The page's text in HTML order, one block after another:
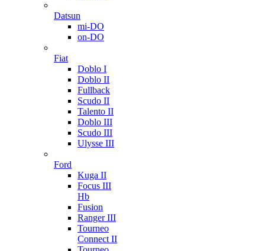
Datsun
mi-DO
on-DO
Fiat
Doblo I
Doblo II
Fullback
Scudo II
Talento II
Doblo III
Scudo III
Ulysse III
Ford
Kuga II
Focus III
Hb
Fusion
Ranger III
Tourneo
Connect II